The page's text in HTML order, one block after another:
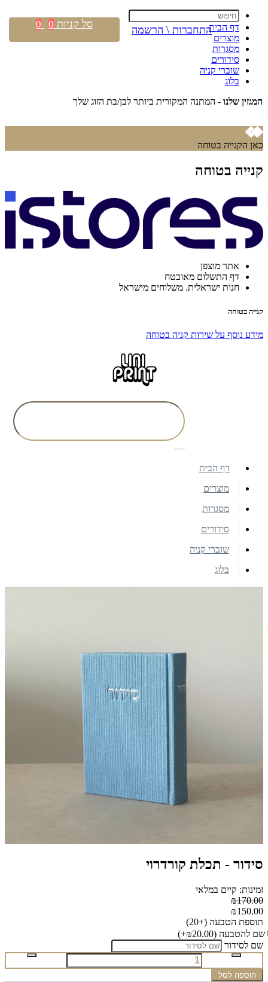
דף הבית
מוצרים
מסגרות
סידורים
שוברי קניה
בלוג
המגזין שלנו - המתנה המקורית ביותר לבן/בת הזוג שלך
כאן הקנייה בטוחה
קנייה בטוחה
אתר מוצפן
דף התשלום מאובטח
חנות ישראלית. משלוחים מישראל
קנייה בטוחה
מידע נוסף על שירות קניה בטוחה
התחברות \ הרשמה סל קניות 0
0
דף הבית
מוצרים
מסגרות
סידורים
שוברי קניה
בלוג
סידור - תכלת קורדרוי
זמינות: קיים במלאי
₪170.00
₪150.00
תוספת הטבעה (+20)
שם להטבעה (₪20.00+)
שם לסידור
הוספה לסל